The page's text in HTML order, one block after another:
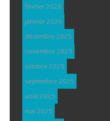
février 2026
janvier 2026
décembre 2025
novembre 2025
octobre 2025
septembre 2025
août 2025
mai 2025